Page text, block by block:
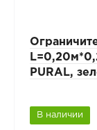
PURAL,
В наличии